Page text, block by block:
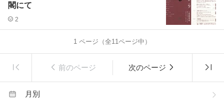
閣にて
2
1ページ（全11ページ中）
前のページ 次のページ
月別